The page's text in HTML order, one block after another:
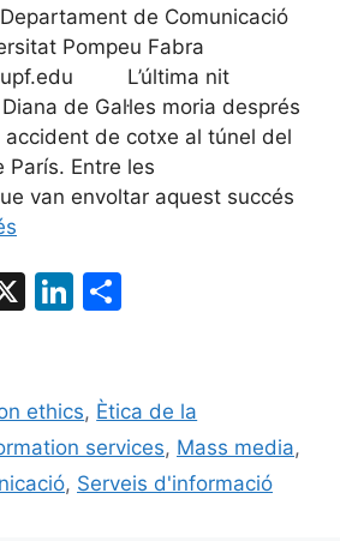
de Comunicació
Pompeu Fabra
L’última nit
de Gal·les moria després
accident de cotxe al túnel del
París. Entre les
van envoltar aquest succés
X
Li
e
dI
n
p
ar
te
ethics, Ètica de la
services, Mass media,
, Serveis d'informació